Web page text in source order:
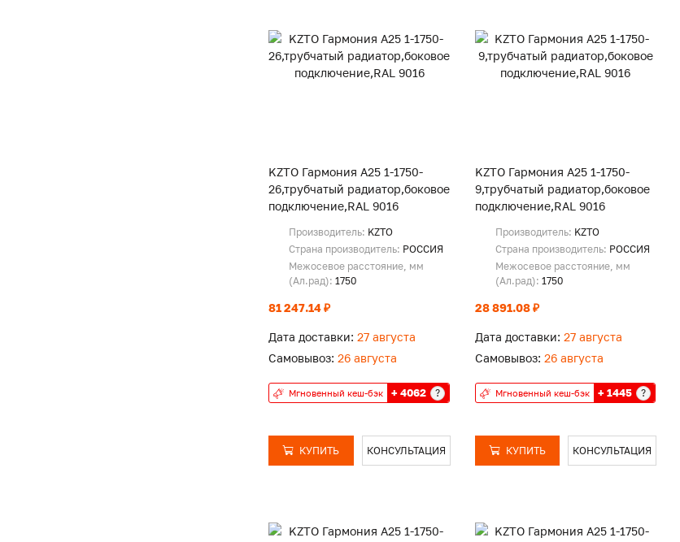
KZTO Гармония А25 1-1750-
26,трубчатый радиатор,боковое
подключение,RAL 9016
Производитель: KZTO
Страна производитель: РОССИЯ
Межосевое расстояние, мм
(Ал.рад): 1750
81 247.14 ₽
Дата доставки: 27 августа
Самовывоз: 26 августа
Мгновенный кеш-бэк + 4062 ?
КУПИТЬ КОНСУЛЬТАЦИЯ
KZTO Гармония А25 1-1750-
9,трубчатый радиатор,боковое
подключение,RAL 9016
Производитель: KZTO
Страна производитель: РОССИЯ
Межосевое расстояние, мм
(Ал.рад): 1750
28 891.08 ₽
Дата доставки: 27 августа
Самовывоз: 26 августа
Мгновенный кеш-бэк + 1445 ?
КУПИТЬ КОНСУЛЬТАЦИЯ